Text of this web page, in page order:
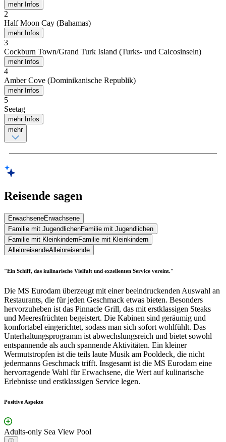
mehr Infos
2
Half Moon Cay (Bahamas)
mehr Infos
3
Cockburn Town/Grand Turk Island (Turks- und Caicosinseln)
mehr Infos
4
Amber Cove (Dominikanische Republik)
mehr Infos
5
Seetag
mehr Infos
mehr
Reisende sagen
ErwachseneErwachsene
Familie mit JugendlichenFamilie mit Jugendlichen
Familie mit KleinkindernFamilie mit Kleinkindern
AlleinreisendeAlleinreisende
"Ein Schiff, das kulinarische Vielfalt und exzellenten Service vereint."
Die MS Eurodam überzeugt mit einer beeindruckenden Auswahl an
Restaurants, die für jeden Geschmack etwas bieten. Besonders
hervorzuheben ist das Pinnacle Grill, das mit erstklassigen Steaks
und Meeresfrüchten begeistert. Die Kabinen sind geräumig und
komfortabel eingerichtet, sodass man sich sofort wohlfühlt. Das
Unterhaltungsprogramm ist abwechslungsreich und bietet sowohl
entspannende als auch spannende Aktivitäten. Ein kleiner
Wermutstropfen ist die teils laute Musik am Pooldeck, die nicht
jedermanns Geschmack trifft. Insgesamt ist die MS Eurodam eine
hervorragende Wahl für Erwachsene, die Wert auf kulinarische
Erlebnisse und erstklassigen Service legen.
Positive Aspekte
Adults-only Sea View Pool